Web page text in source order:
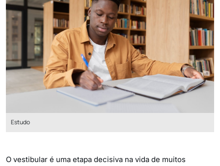
Estudo
O vestibular é uma etapa decisiva na vida de muitos